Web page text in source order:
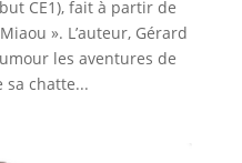
CE1), fait à partir de
». L’auteur, Gérard
les aventures de
sa chatte...